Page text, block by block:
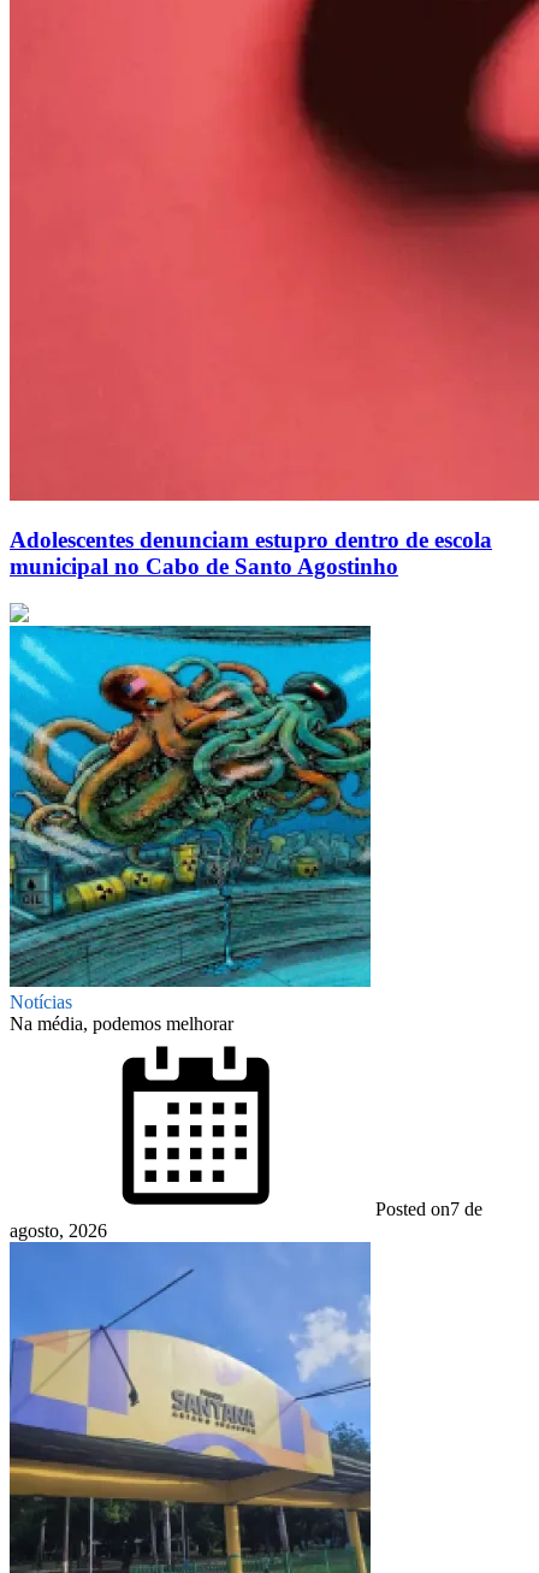
Adolescentes denunciam estupro dentro de escola
municipal no Cabo de Santo Agostinho
Notícias
Na média, podemos melhorar
Posted on7 de
agosto, 2026